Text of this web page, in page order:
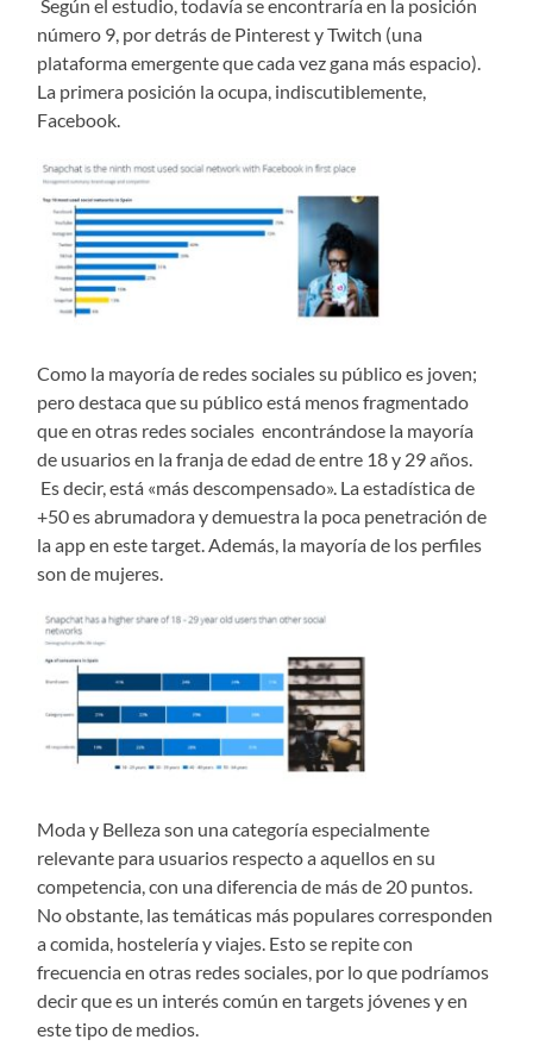
Según el estudio, todavía se encontraría en la posición
número 9, por detrás de Pinterest y Twitch (una
plataforma emergente que cada vez gana más espacio).
La primera posición la ocupa, indiscutiblemente,
Facebook.
Como la mayoría de redes sociales su público es joven;
pero destaca que su público está menos fragmentado
que en otras redes sociales encontrándose la mayoría
de usuarios en la franja de edad de entre 18 y 29 años.
Es decir, está «más descompensado». La estadística de
+50 es abrumadora y demuestra la poca penetración de
la app en este target. Además, la mayoría de los perfiles
son de mujeres.
Moda y Belleza son una categoría especialmente
relevante para usuarios respecto a aquellos en su
competencia, con una diferencia de más de 20 puntos.
No obstante, las temáticas más populares corresponden
a comida, hostelería y viajes. Esto se repite con
frecuencia en otras redes sociales, por lo que podríamos
decir que es un interés común en targets jóvenes y en
este tipo de medios.